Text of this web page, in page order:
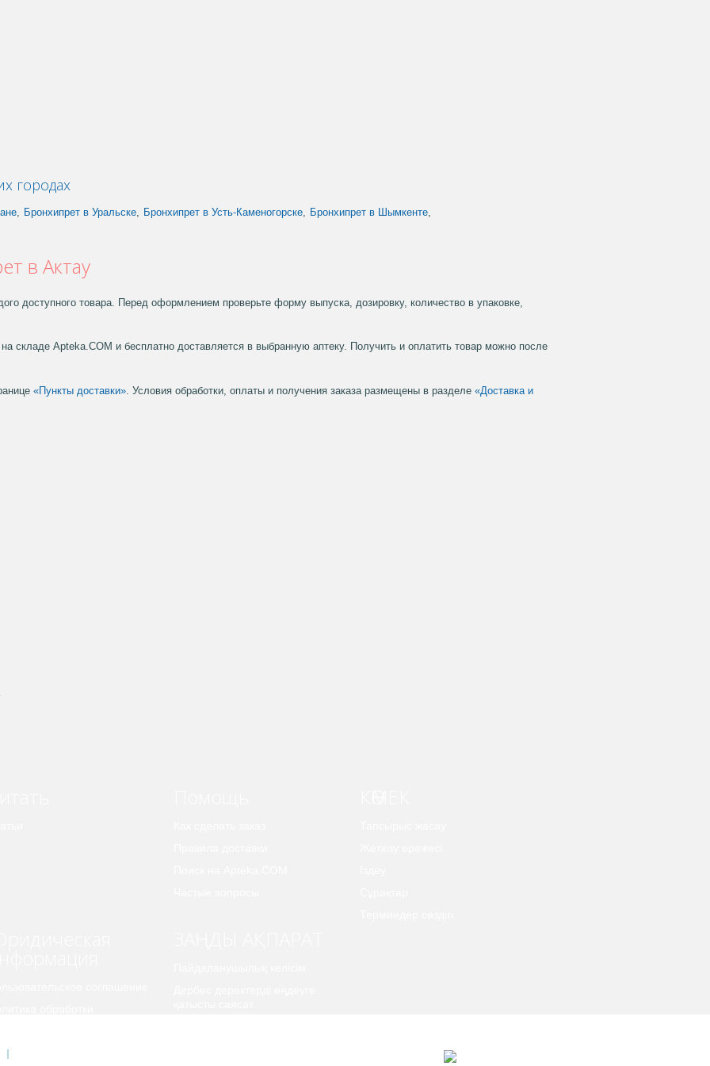
городах
Бронхипрет в Уральске Бронхипрет в Усть-Каменогорске Бронхипрет в Шымкенте
в Актау
доступного товара. Перед оформлением проверьте форму выпуска, дозировку, количество в упаковке,
складе Apteka.COM и бесплатно доставляется в выбранную аптеку. Получить и оплатить товар можно после
«Пункты доставки». Условия обработки, оплаты и получения заказа размещены в разделе «Доставка и